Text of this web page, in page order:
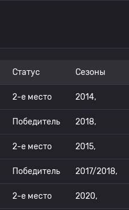
Статус Сезоны
2-е место 2014,
Победитель 2018,
2-е место 2015,
Победитель 2017/2018,
2-е место 2020,